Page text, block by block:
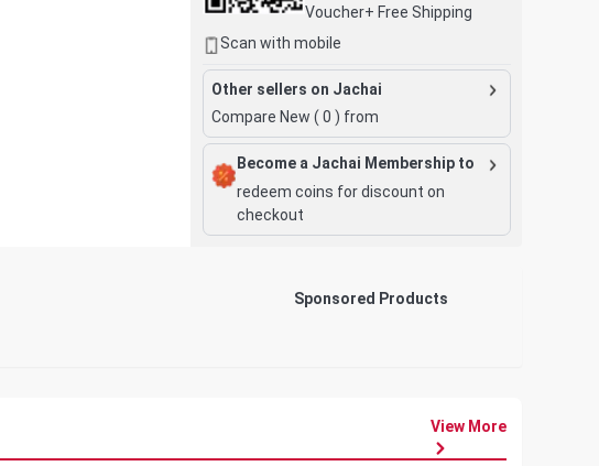
Voucher+ Free Shipping
Scan with mobile
Other sellers on Jachai
Compare New ( 0 ) from
Become a Jachai Membership to
redeem coins for discount on
checkout
Sponsored Products
View More